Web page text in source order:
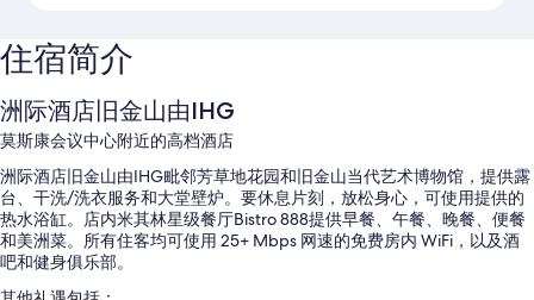
住宿简介
洲际酒店旧金山由IHG
莫斯康会议中心附近的高档酒店
洲际酒店旧金山由IHG毗邻芳草地花园和旧金山当代艺术博物馆，提供露
台、干洗/洗衣服务和大堂壁炉。要休息片刻，放松身心，可使用提供的
热水浴缸。店内米其林星级餐厅Bistro 888提供早餐、午餐、晚餐、便餐
和美洲菜。所有住客均可使用 25+ Mbps 网速的免费房内 WiFi，以及酒
吧和健身俱乐部。